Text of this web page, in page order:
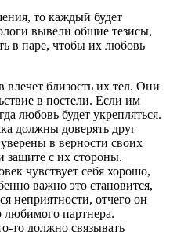
то каждый будет
вывели общие тезисы,
в паре, чтобы их любовь
близость их тел. Они
в постели. Если им
любовь будет укрепляться.
должны доверять друг
в верности своих
защите с их стороны.
чувствует себя хорошо,
важно это становится,
неприятности, отчего он
любимого партнера.
то должно связывать